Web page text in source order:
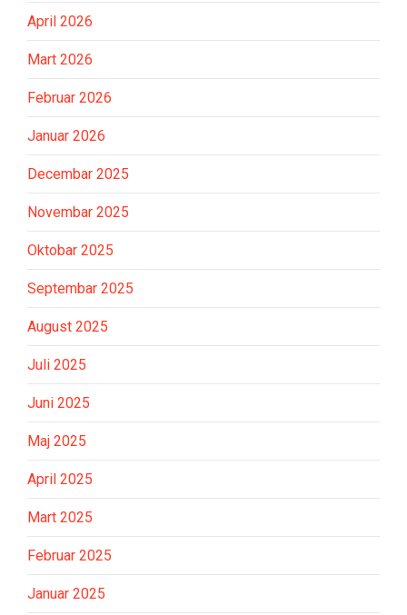
April 2026
Mart 2026
Februar 2026
Januar 2026
Decembar 2025
Novembar 2025
Oktobar 2025
Septembar 2025
August 2025
Juli 2025
Juni 2025
Maj 2025
April 2025
Mart 2025
Februar 2025
Januar 2025